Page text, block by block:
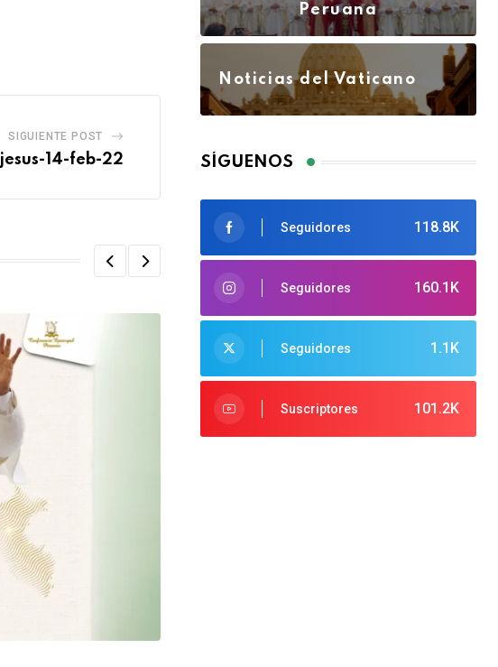
SIGUIENTE POST
14-feb-22
Peruana
Noticias del Vaticano
SÍGUENOS
118.8K
Seguidores
160.1K
Seguidores
1.1K
Seguidores
101.2K
Suscriptores